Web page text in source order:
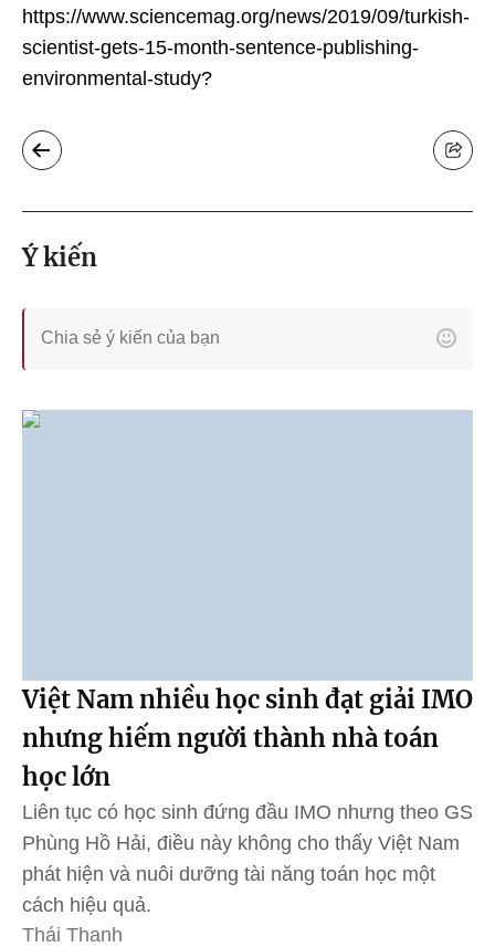
https://www.sciencemag.org/news/2019/09/turkish-
scientist-gets-15-month-sentence-publishing-
environmental-study?
Ý kiến
Việt Nam nhiều học sinh đạt giải IMO
nhưng hiếm người thành nhà toán
học lớn
Liên tục có học sinh đứng đầu IMO nhưng theo GS
Phùng Hồ Hải, điều này không cho thấy Việt Nam
phát hiện và nuôi dưỡng tài năng toán học một
cách hiệu quả.
Thái Thanh